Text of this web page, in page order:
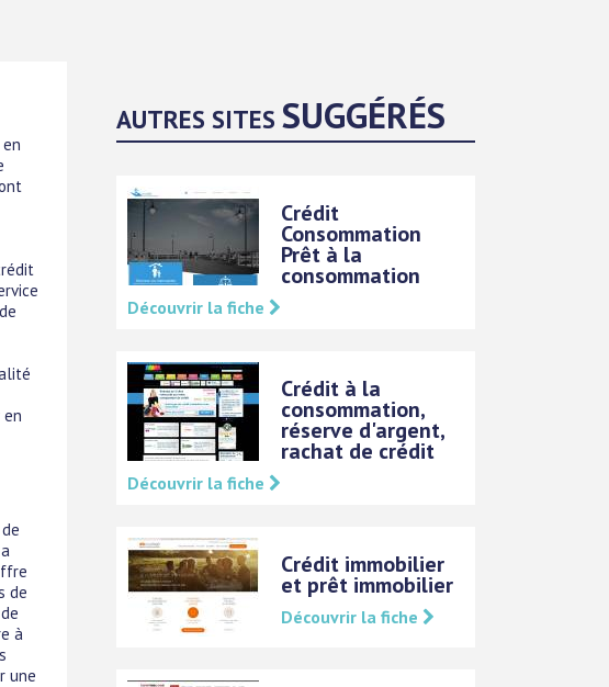
de
à
une
AUTRES SITESSUGGÉRÉS
Crédit
Consommation 
Prêt à la
consommation
Découvrir la fiche
Crédit à la
consommation,
réserve d'argent,
rachat de crédit
Découvrir la fiche
Crédit immobilier
et prêt immobilier
Découvrir la fiche